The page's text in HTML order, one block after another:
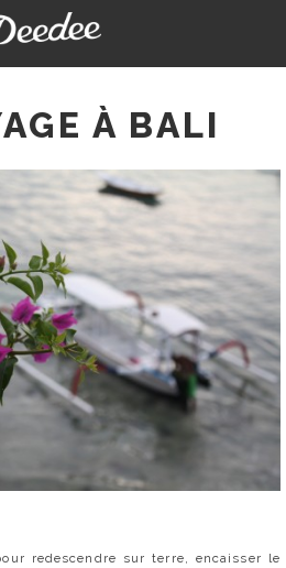
À BALI
redescendre sur terre, encaisser le